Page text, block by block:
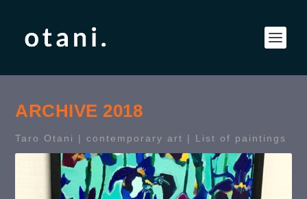
ARCHIVE 2018
Taro Otani | contemporary art | List of paintings